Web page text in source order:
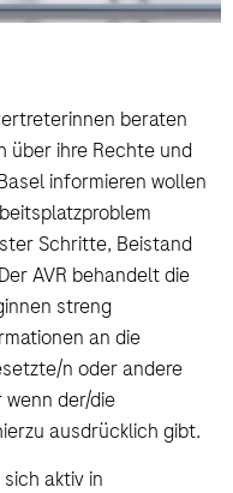
beraten
über ihre Rechte und
informieren wollen
Schritte, Beistand
AVR behandelt die
streng
an die
n oder andere
der/die
ausdrücklich gibt.
aktiv in